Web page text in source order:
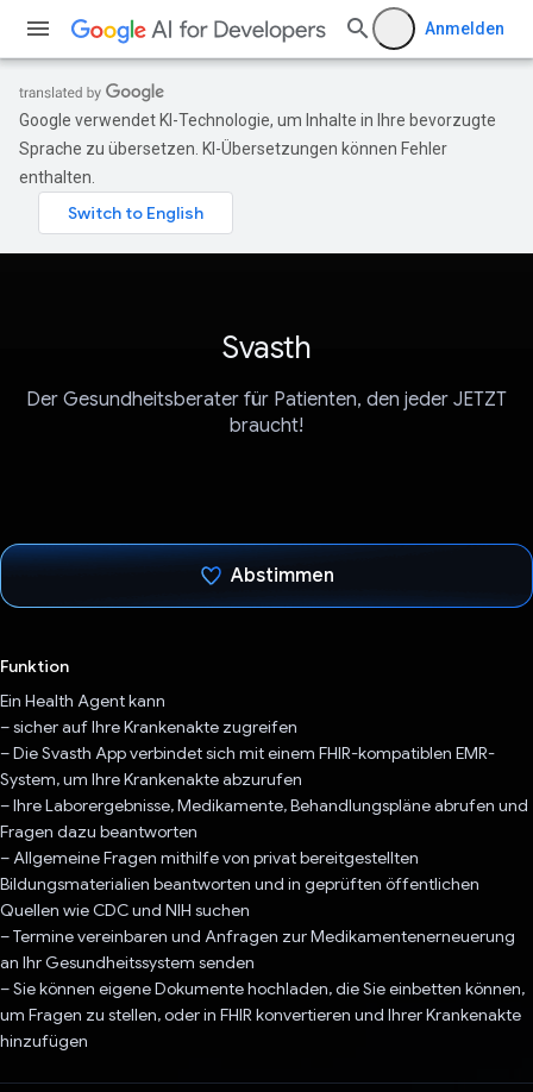
Anmelden
Google verwendet KI-Technologie, um Inhalte in Ihre bevorzugte
Sprache zu übersetzen. KI-Übersetzungen können Fehler
enthalten.
Svasth
Der Gesundheitsberater für Patienten, den jeder JETZT
braucht!
Abstimmen
Funktion
Ein Health Agent kann
– sicher auf Ihre Krankenakte zugreifen
– Die Svasth App verbindet sich mit einem FHIR-kompatiblen EMR-
System, um Ihre Krankenakte abzurufen
– Ihre Laborergebnisse, Medikamente, Behandlungspläne abrufen und
Fragen dazu beantworten
– Allgemeine Fragen mithilfe von privat bereitgestellten
Bildungsmaterialien beantworten und in geprüften öffentlichen
Quellen wie CDC und NIH suchen
– Termine vereinbaren und Anfragen zur Medikamentenerneuerung
an Ihr Gesundheitssystem senden
– Sie können eigene Dokumente hochladen, die Sie einbetten können,
um Fragen zu stellen, oder in FHIR konvertieren und Ihrer Krankenakte
hinzufügen